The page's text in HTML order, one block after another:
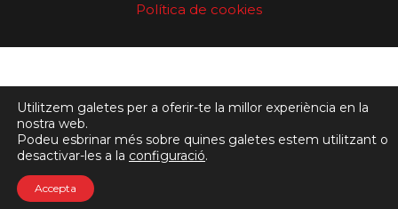
Política de cookies
Utilitzem galetes per a oferir-te la millor experiència en la
nostra web.
Podeu esbrinar més sobre quines galetes estem utilitzant o
desactivar-les a la configuració.
Accepta